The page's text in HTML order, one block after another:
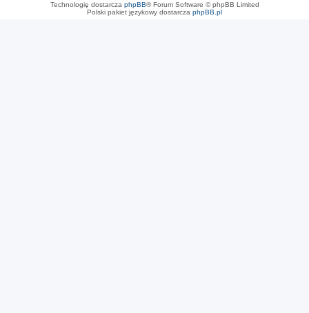
Technologię dostarcza phpBB® Forum Software © phpBB Limited
Polski pakiet językowy dostarcza phpBB.pl